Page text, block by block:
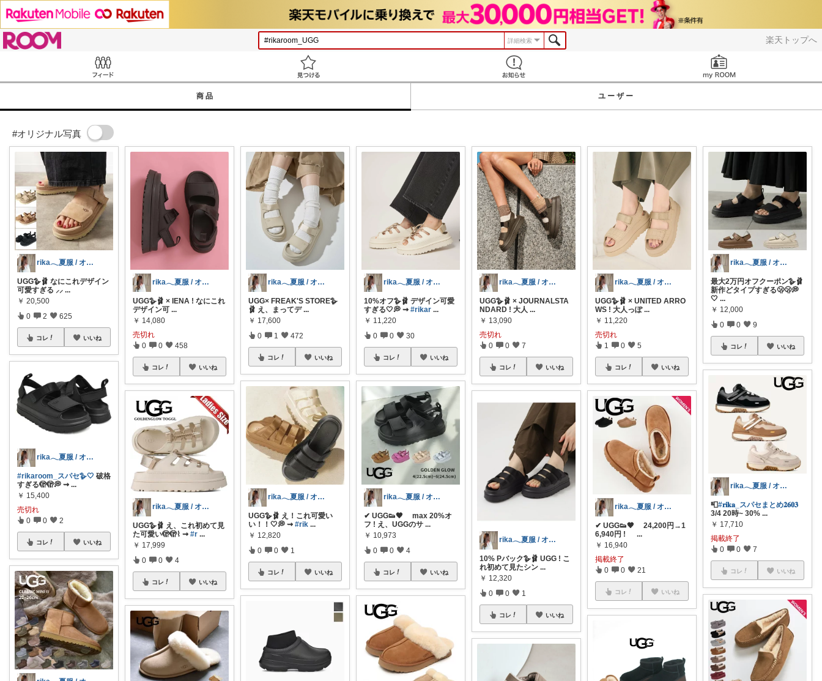
楽天トップへ
詳細検索
商品 ユーザー
#オリジナル写真
rika𓂃夏服 / オリ写𓍼
UGG🪿🩰 なにこれデザイン
可愛すぎる ⸝⸝ ...
￥ 20,500
0 2 625
コレ いいね
rika𓂃夏服 / オリ写𓍼
#rikaroom_スパセ🪿🤍 破格
すぎる🫣🫣💭 ⇝ ...
￥ 15,400
売切れ
0 0 2
コレ いいね
rika𓂃夏服 / オリ写𓍼
UGG🪿🩰 × IENA ! なにこれ
デザイン可 ...
￥ 14,080
売切れ
0 0 458
コレ いいね
rika𓂃夏服 / オリ写𓍼
UGG🪿🩰 え、これ初めて見
た可愛い🫣🫣⌇ ⇝#r ...
￥ 17,999
0 0 4
コレ いいね
rika𓂃夏服 / オリ写𓍼
UGG× FREAK'S STORE🪿
🩰 え、まってデ ...
￥ 17,600
0 1 472
コレ いいね
rika𓂃夏服 / オリ写𓍼
UGG🪿🩰 え！これ可愛い
い！！🤍💭 ⇝#rik ...
￥ 12,820
0 0 1
コレ いいね
rika𓂃夏服 / オリ写𓍼
10%オフ🪿🩰 デザイン可愛
すぎる🤍💭 ⇝#rikar ...
￥ 11,220
0 0 30
コレ いいね
rika𓂃夏服 / オリ写𓍼
✔︎ UGG👟🖤 max 20%オ
フ ! え、UGGのサ ...
￥ 10,973
0 0 4
コレ いいね
rika𓂃夏服 / オリ写𓍼
UGG🪿🩰 × JOURNALSTA
NDARD ! 大人 ...
￥ 13,090
売切れ
0 0 7
コレ いいね
rika𓂃夏服 / オリ写𓍼
10% Pバック🪿🩰 UGG ! こ
れ初めて見たシン ...
￥ 12,320
0 0 1
コレ いいね
rika𓂃夏服 / オリ写𓍼
UGG🪿🩰 × UNITED ARRO
WS ! 大人っぽ ...
￥ 11,220
売切れ
1 0 5
コレ いいね
rika𓂃夏服 / オリ写𓍼
✔︎ UGG👟🤎 24,200円→1
6,940円 !...
￥ 16,940
掲載終了
0 0 21
コレ いいね
rika𓂃夏服 / オリ写𓍼
最大2万円オフクーポン🪿🩰
新作どタイプすぎる🫢🫢💭
🤍 ...
￥ 12,000
0 0 9
コレ いいね
rika𓂃夏服 / オリ写𓍼
📮#𝐫𝐢𝐤𝐚_スパセまとめ𝟐𝟔𝟎𝟑
3/4 20時~ 30% ...
￥ 17,710
掲載終了
0 0 7
コレ いいね